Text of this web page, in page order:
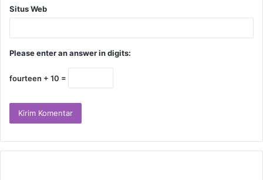
Situs Web
Please enter an answer in digits:
fourteen + 10 =